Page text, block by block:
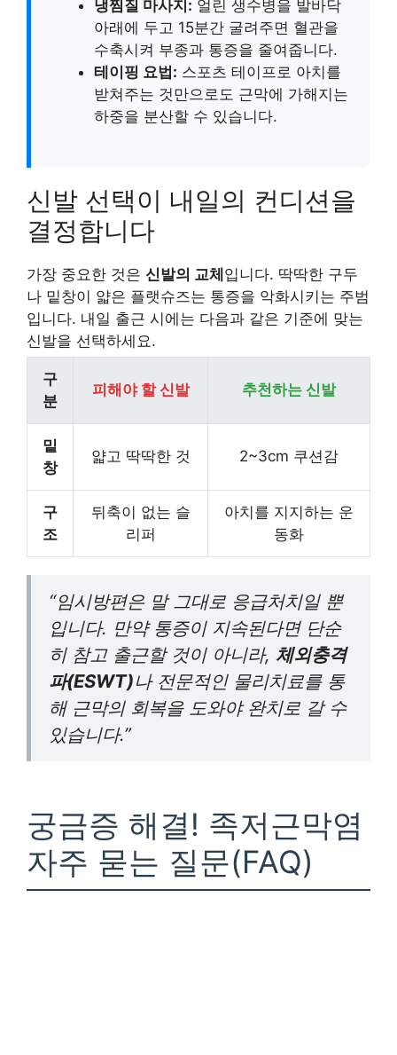
냉찜질 마사지: 얼린 생수병을 발바닥
아래에 두고 15분간 굴려주면 혈관을
수축시켜 부종과 통증을 줄여줍니다.
테이핑 요법: 스포츠 테이프로 아치를
받쳐주는 것만으로도 근막에 가해지는
하중을 분산할 수 있습니다.
신발 선택이 내일의 컨디션을
결정합니다
가장 중요한 것은 신발의 교체 입니다. 딱딱한 구두
나 밑창이 얇은 플랫슈즈는 통증을 악화시키는 주범
입니다. 내일 출근 시에는 다음과 같은 기준에 맞는
신발을 선택하세요.
구
분
피해야 할 신발 추천하는 신발
밑
창
얇고 딱딱한 것 2~3cm 쿠션감
구
조
뒤축이 없는 슬
리퍼
아치를 지지하는 운
동화
“임시방편은 말 그대로 응급처치일 뿐
입니다. 만약 통증이 지속된다면 단순
히 참고 출근할 것이 아니라, 체외충격
파(ESWT)나 전문적인 물리치료를 통
해 근막의 회복을 도와야 완치로 갈 수
있습니다.”
궁금증 해결! 족저근막염
자주 묻는 질문(FAQ)